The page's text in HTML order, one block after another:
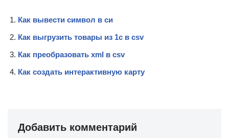
Как вывести символ в си
Как выгрузить товары из 1с в csv
Как преобразовать xml в csv
Как создать интерактивную карту
Добавить комментарий